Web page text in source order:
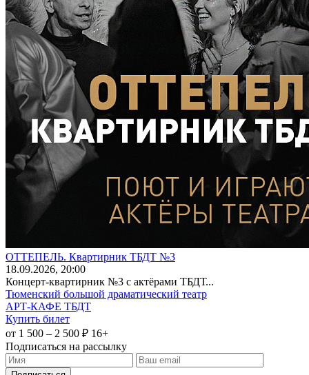
ОТТЕПЕЛЬ. Квартирник ТБДТ №3
18.09.2026, 20:00
Концерт-квартирник №3 с актёрами ТБДТ...
Тюменский большой драматический театр
АРТ-КАФЕ ТБДТ
Купить билет
от 1 500 – 2 500 ₽ 16+
Подписаться на рассылку